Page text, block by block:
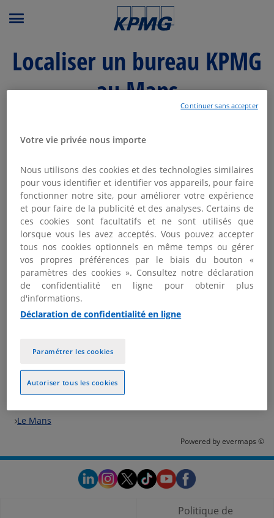
Menu principal
Localiser un bureau KPMG
au Mans
Liste Carte
1
2.52 km
KPMG LE MANS
40 bis place République
72016 Le Mans
02 43 50 90 00
Ouvert aujourd'hui de 09:00 - 17:45
Nous contacter
Plus d'informations
Trouver votre bureau KPMG
Le Mans
Powered byevermaps ©
Politique de
Votre vie privée nous importe
Nous utilisons des cookies et des technologies similaires
pour vous identifier et identifier vos appareils, pour faire
fonctionner notre site, pour améliorer votre expérience
et pour faire de la publicité et des analyses. Certains de
ces cookies sont facultatifs et ne sont utilisés que
lorsque vous les avez acceptés. Vous pouvez accepter
tous nos cookies optionnels en même temps ou gérer
vos propres préférences par le biais du bouton «
paramètres des cookies ». Consultez notre déclaration
de confidentialité en ligne pour obtenir plus
d'informations.
Déclaration de confidentialité en ligne
Autoriser tous les cookies
Paramétrer les cookies
Continuer sans accepter